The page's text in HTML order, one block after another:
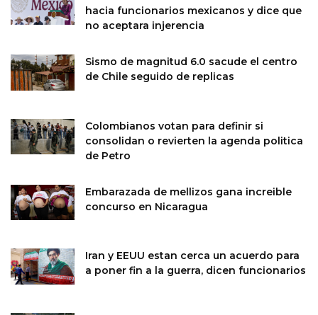
hacia funcionarios mexicanos y dice que
no aceptara injerencia
Sismo de magnitud 6.0 sacude el centro
de Chile seguido de replicas
Colombianos votan para definir si
consolidan o revierten la agenda politica
de Petro
Embarazada de mellizos gana increible
concurso en Nicaragua
Iran y EEUU estan cerca un acuerdo para
a poner fin a la guerra, dicen funcionarios